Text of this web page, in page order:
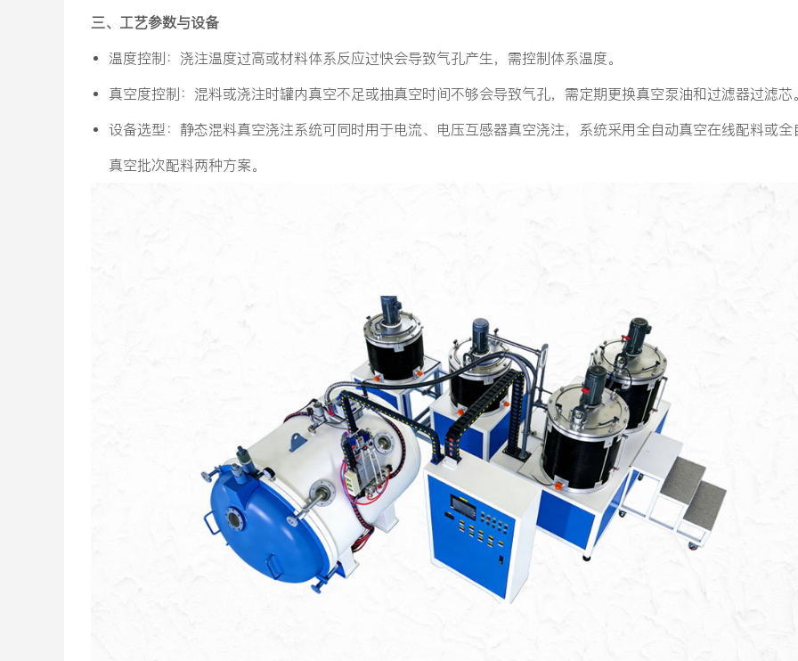
三、工艺参数与设备
‌温度控制‌：浇注温度过高或材料体系反应过快会导致气孔产生，需控制体系温度。
真空度控制‌：混料或浇注时罐内真空不足或抽真空时间不够会导致气孔，需定期更换真空泵油和过滤器过滤芯
设备选型‌：静态混料真空浇注系统可同时用于电流、电压互感器真空浇注，系统采用全自动真空在线配料或全
真空批次配料两种方案。